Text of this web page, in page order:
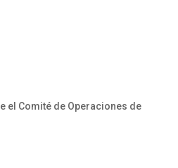
el Comité de Operaciones de